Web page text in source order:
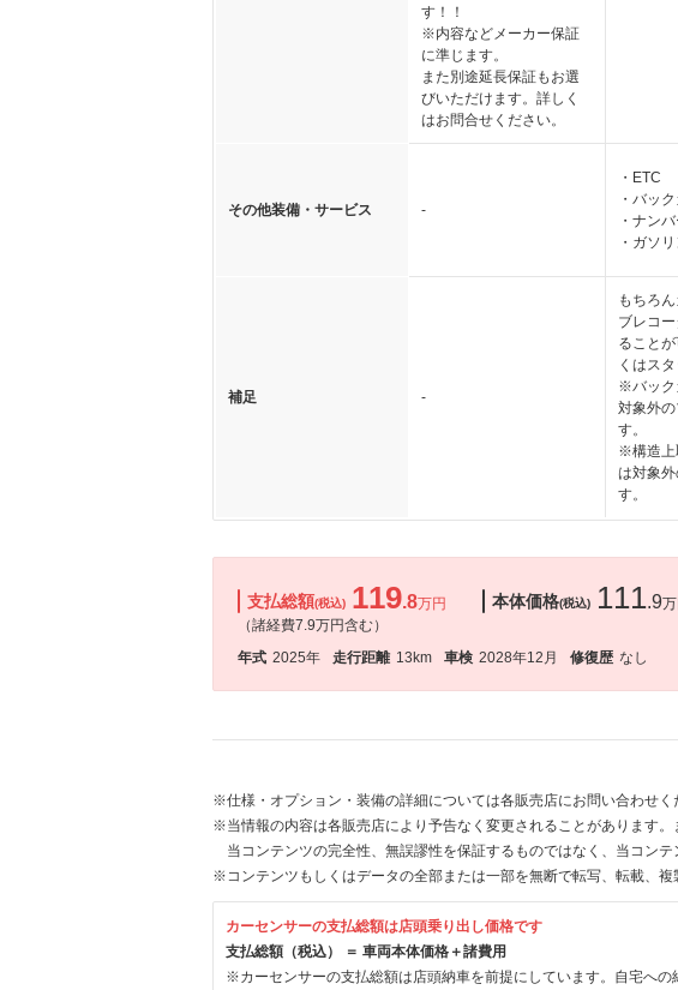
す！！
※内容などメーカー保証
に準じます。
また別途延長保証もお選
びいただけます。詳しく
はお問合せください。
その他装備・サービス -
・ETC
・バッ
・ナン
・ガソ
補足 -
もちろ
ブレコ
ること
くはス
※バック
対象外の
す。
※構造上
は対象外
す。
支払総額(税込) 119.8万円
（諸経費7.9万円含む）
本体価格(税込) 111.9
年式 2025年 走行距離 13km 車検 2028年12月 修復歴 なし
※仕様・オプション・装備の詳細については各販売店にお問い合わせく
※当情報の内容は各販売店により予告なく変更されることがあります
当コンテンツの完全性、無誤謬性を保証するものではなく、当コン
※コンテンツもしくはデータの全部または一部を無断で転写、転載、複
カーセンサーの支払総額は店頭乗り出し価格です
支払総額（税込） ＝ 車両本体価格＋諸費用
※カーセンサーの支払総額は店頭納車を前提にしています。自宅へ